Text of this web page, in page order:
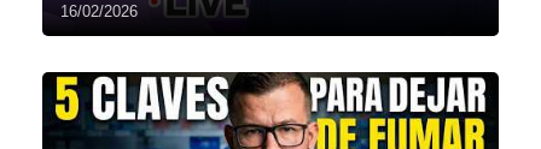
16/02/2026